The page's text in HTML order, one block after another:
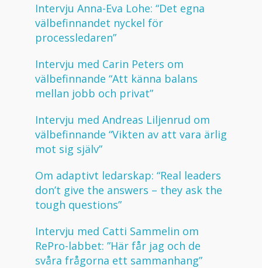
Intervju Anna-Eva Lohe: “Det egna
välbefinnandet nyckel för
processledaren”
Intervju med Carin Peters om
välbefinnande “Att känna balans
mellan jobb och privat”
Intervju med Andreas Liljenrud om
välbefinnande “Vikten av att vara ärlig
mot sig själv”
Om adaptivt ledarskap: “Real leaders
don’t give the answers – they ask the
tough questions”
Intervju med Catti Sammelin om
RePro-labbet: ”Här får jag och de
svåra frågorna ett sammanhang”